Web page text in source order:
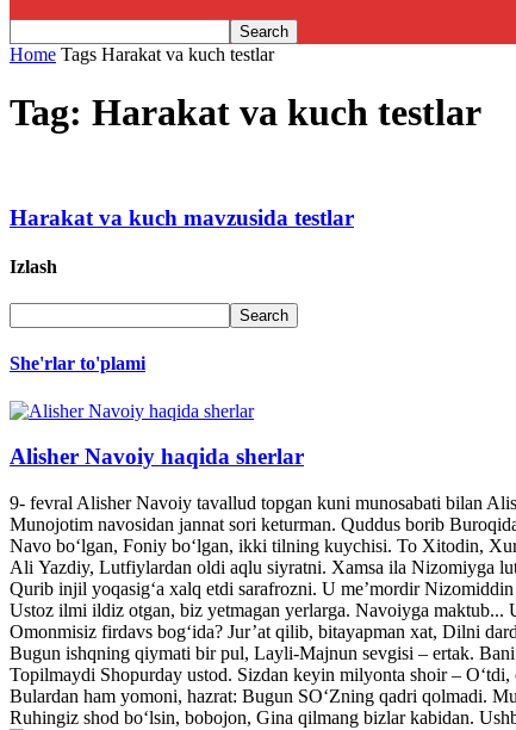
Home Tags Harakat va kuch testlar
Tag: Harakat va kuch testlar
Harakat va kuch mavzusida testlar
Izlash
She'rlar to'plami
Alisher Navoiy haqida sherlar
9- fevral Alisher Navoiy tavallud topgan kuni munosabati bilan
Munojotim navosidan jannat sori keturman. Quddus borib
Navo bo‘lgan, Foniy bo‘lgan, ikki tilning kuychisi. To Xitodin,
Ali Yazdiy, Lutfiylardan oldi aqlu siyratni. Xamsa ila Nizomiyga
Qurib injil yoqasig‘a xalq etdi sarafrozni. U me’mordir
Ustoz ilmi ildiz otgan, biz yetmagan yerlarga. Navoiyga maktub...
Omonmisiz firdavs bog‘ida? Jur’at qilib, bitayapman xat, Dilni
Bugun ishqning qiymati bir pul, Layli-Majnun sevgisi – ertak.
Topilmaydi Shopurday ustod. Sizdan keyin milyonta shoir – O‘tdi,
Bulardan ham yomoni, hazrat: Bugun SO‘Zning qadri qolmadi.
Ruhingiz shod bo‘lsin, bobojon, Gina qilmang bizlar kabidan.